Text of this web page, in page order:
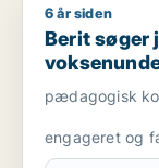
Berit søger job
6 år siden
Berit søger
pædagogisk
engageret og
og er fleksibel